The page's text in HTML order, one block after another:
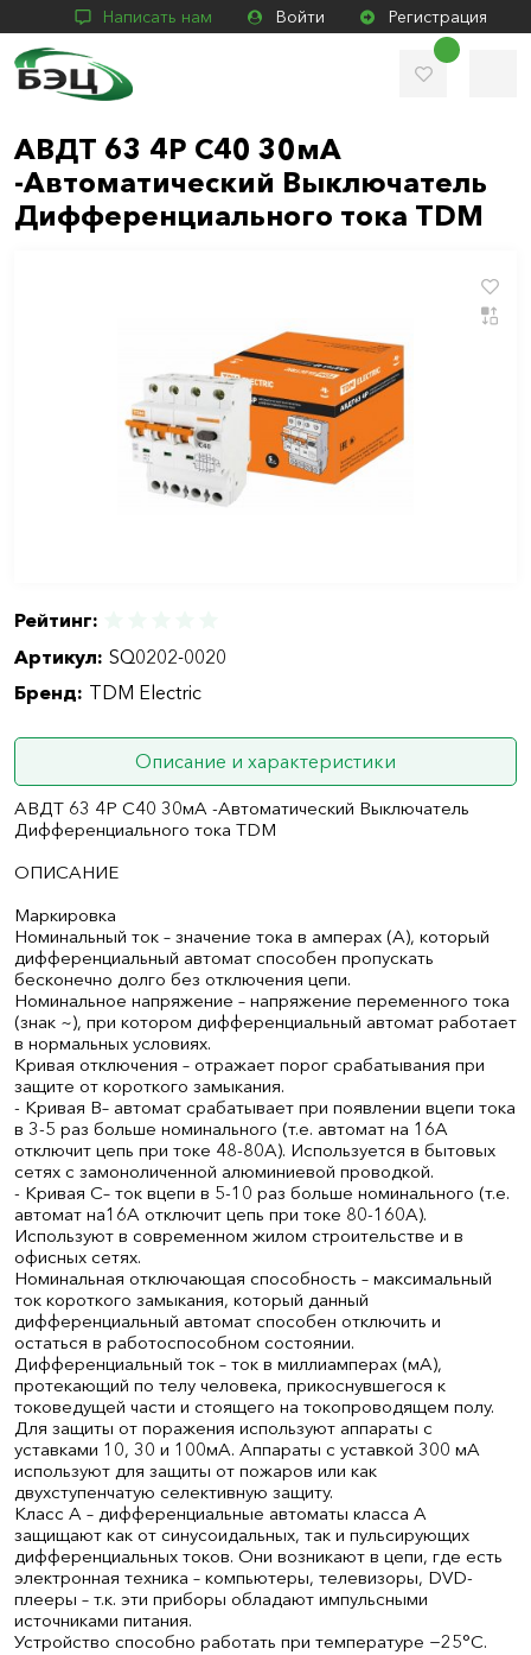
Написать нам Войти Регистрация
АВДТ 63 4Р С40 30мА
-Автоматический Выключатель
Дифференциального тока TDM
Рейтинг:
Артикул: SQ0202-0020
Бренд: TDM Electric
Описание и характеристики
АВДТ 63 4Р С40 30мА -Автоматический Выключатель
Дифференциального тока TDM
ОПИСАНИЕ
Маркировка
Номинальный ток – значение тока в амперах (А), который
дифференциальный автомат способен пропускать
бесконечно долго без отключения цепи.
Номинальное напряжение – напряжение переменного тока
(знак ~), при котором дифференциальный автомат работает
в нормальных условиях.
Кривая отключения – отражает порог срабатывания при
защите от короткого замыкания.
- Кривая B– автомат срабатывает при появлении вцепи тока
в 3-5 раз больше номинального (т.е. автомат на 16А
отключит цепь при токе 48-80А). Используется в бытовых
сетях с замоноличенной алюминиевой проводкой.
- Кривая С– ток вцепи в 5-10 раз больше номинального (т.е.
автомат на16А отключит цепь при токе 80-160А).
Используют в современном жилом строительстве и в
офисных сетях.
Номинальная отключающая способность – максимальный
ток короткого замыкания, который данный
дифференциальный автомат способен отключить и
остаться в работоспособном состоянии.
Дифференциальный ток – ток в миллиамперах (мА),
протекающий по телу человека, прикоснувшегося к
токоведущей части и стоящего на токопроводящем полу.
Для защиты от поражения используют аппараты с
уставками 10, 30 и 100мА. Аппараты с уставкой 300 мА
используют для защиты от пожаров или как
двухступенчатую селективную защиту.
Класс А – дифференциальные автоматы класса А
защищают как от синусоидальных, так и пульсирующих
дифференциальных токов. Они возникают в цепи, где есть
электронная техника – компьютеры, телевизоры, DVD-
плееры – т.к. эти приборы обладают импульсными
источниками питания.
Устройство способно работать при температуре −25°С.